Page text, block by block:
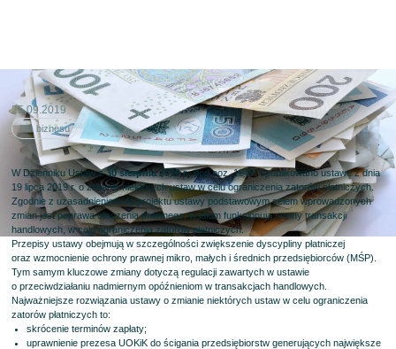
25.09.2019
Dla biznesu
W Dzienniku Ustaw z30 sierpnia 2019 r.,pod poz. 1649, opublikowano ustawę z dnia
19 lipca 2019 r. o zmianie niektórych ustaw w celu ograniczenia zatorów płatniczych.
Zgodnie z uzasadnieniem do projektu ustawy podstawowym celem wprowadzonych
zmian jest poprawa otoczenia prawnego, w jakim funkcjonują strony transakcji
handlowych, w celu ograniczenia zatorów płatniczych.
Przepisy ustawy obejmują w szczególności zwiększenie dyscypliny płatniczej
oraz wzmocnienie ochrony prawnej mikro, małych i średnich przedsiębiorców (MŚP).
Tym samym kluczowe zmiany dotyczą regulacji zawartych w ustawie
o przeciwdziałaniu nadmiernym opóźnieniom w transakcjach handlowych.
Najważniejsze rozwiązania ustawy o zmianie niektórych ustaw w celu ograniczenia
zatorów płatniczych to:
skrócenie terminów zapłaty;
uprawnienie prezesa UOKiK do ścigania przedsiębiorstw generujących największe